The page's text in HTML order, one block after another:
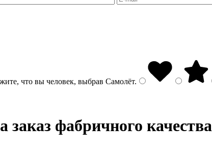
что вы человек, выбрав Самолёт.
заказ фабричного качества